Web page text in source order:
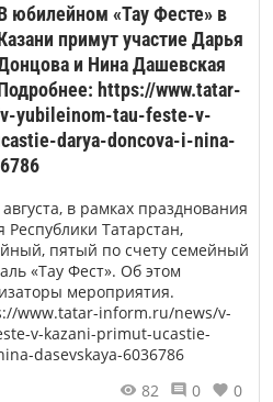
юбилейном «Тау Фесте» в
примут участие Дарья
и Нина Дашевская
https://www.tatar-
yubileinom-tau-feste-v-
darya-doncova-i-nina-
в рамках празднования
Татарстан,
пятый по счету семейный
«Тау Фест». Об этом
мероприятия.
www.tatar-inform.ru/news/v-
v-kazani-primut-ucastie-
dasevskaya-6036786
82
0 0